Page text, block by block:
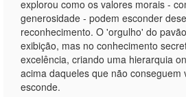
explorou como os valores morais -
generosidade - podem esconder
reconhecimento. O 'orgulho' do
exibição, mas no conhecimento
excelência, criando uma hierarquia
acima daqueles que não conseguem
esconde.